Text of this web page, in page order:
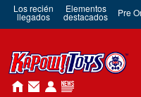
Los recién
llegados
Elementos
destacados Pre